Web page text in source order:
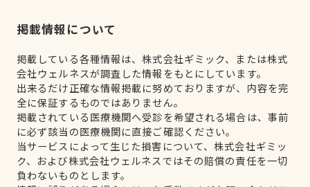
掲載情報について
掲載している各種情報は、株式会社ギミック、または株式
会社ウェルネスが調査した情報をもとにしています。
出来るだけ正確な情報掲載に努めておりますが、内容を完
全に保証するものではありません。
掲載されている医療機関へ受診を希望される場合は、事前
に必ず該当の医療機関に直接ご確認ください。
当サービスによって生じた損害について、株式会社ギミッ
ク、および株式会社ウェルネスではその賠償の責任を一切
負わないものとします。